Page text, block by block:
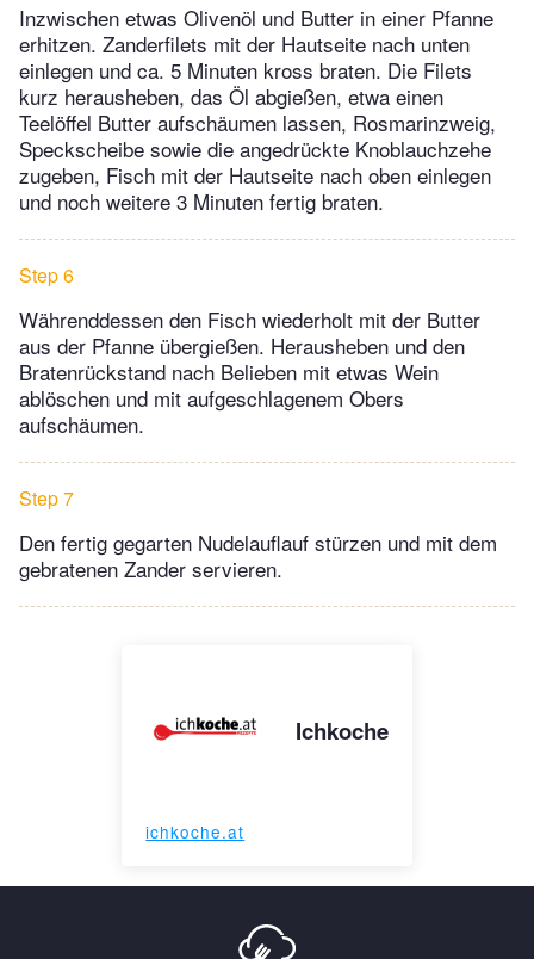
Inzwischen etwas Olivenöl und Butter in einer Pfanne
erhitzen. Zanderfilets mit der Hautseite nach unten
einlegen und ca. 5 Minuten kross braten. Die Filets
kurz herausheben, das Öl abgießen, etwa einen
Teelöffel Butter aufschäumen lassen, Rosmarinzweig,
Speckscheibe sowie die angedrückte Knoblauchzehe
zugeben, Fisch mit der Hautseite nach oben einlegen
und noch weitere 3 Minuten fertig braten.
Step 6
Währenddessen den Fisch wiederholt mit der Butter
aus der Pfanne übergießen. Herausheben und den
Bratenrückstand nach Belieben mit etwas Wein
ablöschen und mit aufgeschlagenem Obers
aufschäumen.
Step 7
Den fertig gegarten Nudelauflauf stürzen und mit dem
gebratenen Zander servieren.
Ichkoche
ichkoche.at